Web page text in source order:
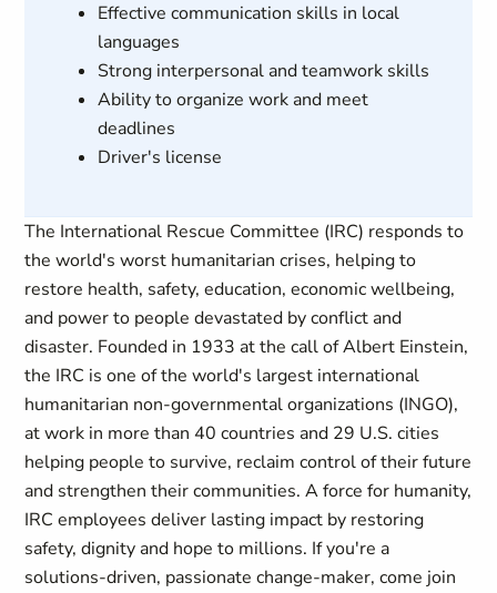
Effective communication skills in local
languages
Strong interpersonal and teamwork skills
Ability to organize work and meet
deadlines
Driver's license
The International Rescue Committee (IRC) responds to
the world's worst humanitarian crises, helping to
restore health, safety, education, economic wellbeing,
and power to people devastated by conflict and
disaster. Founded in 1933 at the call of Albert Einstein,
the IRC is one of the world's largest international
humanitarian non-governmental organizations (INGO),
at work in more than 40 countries and 29 U.S. cities
helping people to survive, reclaim control of their future
and strengthen their communities. A force for humanity,
IRC employees deliver lasting impact by restoring
safety, dignity and hope to millions. If you're a
solutions-driven, passionate change-maker, come join